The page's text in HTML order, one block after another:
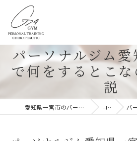
パーソナルジム
で何をするとこ
説
愛知県一宮市のパーソナルジムならG-4GYM コラム パーソ